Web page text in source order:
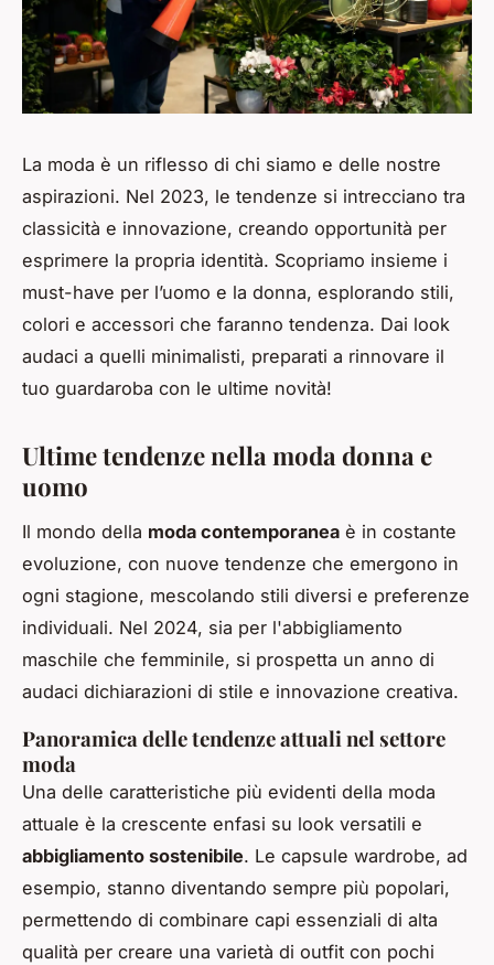
La moda è un riflesso di chi siamo e delle nostre
aspirazioni. Nel 2023, le tendenze si intrecciano tra
classicità e innovazione, creando opportunità per
esprimere la propria identità. Scopriamo insieme i
must-have per l’uomo e la donna, esplorando stili,
colori e accessori che faranno tendenza. Dai look
audaci a quelli minimalisti, preparati a rinnovare il
tuo guardaroba con le ultime novità!
Ultime tendenze nella moda donna e
uomo
Il mondo della moda contemporanea è in costante
evoluzione, con nuove tendenze che emergono in
ogni stagione, mescolando stili diversi e preferenze
individuali. Nel 2024, sia per l'abbigliamento
maschile che femminile, si prospetta un anno di
audaci dichiarazioni di stile e innovazione creativa.
Panoramica delle tendenze attuali nel settore
moda
Una delle caratteristiche più evidenti della moda
attuale è la crescente enfasi su look versatili e
abbigliamento sostenibile. Le capsule wardrobe, ad
esempio, stanno diventando sempre più popolari,
permettendo di combinare capi essenziali di alta
qualità per creare una varietà di outfit con pochi